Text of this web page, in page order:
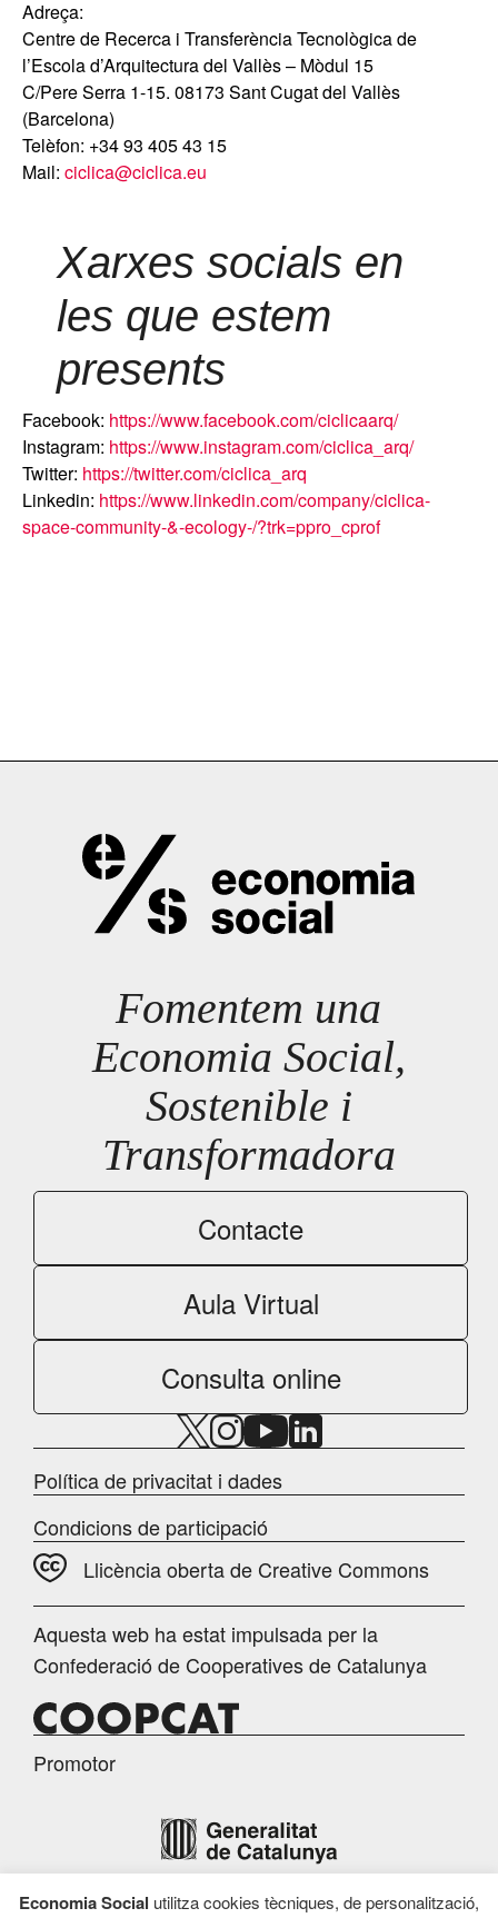
Adreça:
Centre de Recerca i Transferència Tecnològica de
l’Escola d’Arquitectura del Vallès – Mòdul 15
C/Pere Serra 1-15. 08173 Sant Cugat del Vallès
(Barcelona)
Telèfon: +34 93 405 43 15
Mail: ciclica@ciclica.eu
Xarxes socials en
les que estem
presents
Facebook: https://www.facebook.com/ciclicaarq/
Instagram: https://www.instagram.com/ciclica_arq/
Twitter: https://twitter.com/ciclica_arq
Linkedin: https://www.linkedin.com/company/ciclica-
space-community-&-ecology-/?trk=ppro_cprof
Fomentem una
Economia Social,
Sostenible i
Transformadora
Contacte
Aula Virtual
Consulta online
Política de privacitat i dades
Condicions de participació
Llicència oberta de Creative Commons
Aquesta web ha estat impulsada per la
Confederació de Cooperatives de Catalunya
Promotor
Finançament
Economia Social utilitza cookies tècniques, de personalització,